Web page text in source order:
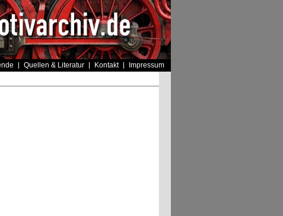
Quellen & Literatur Kontakt Impressum